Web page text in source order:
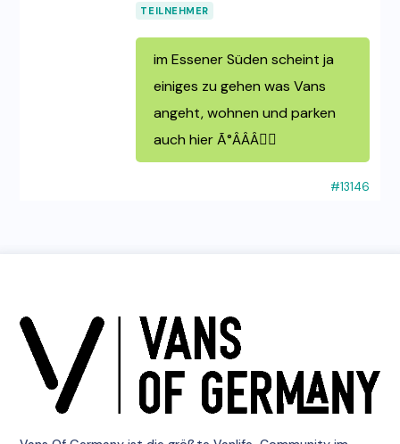
TEILNEHMER
im Essener Süden scheint ja
einiges zu gehen was Vans
angeht, wohnen und parken
auch hier Ã°ÂÂÂ🏼
#13146